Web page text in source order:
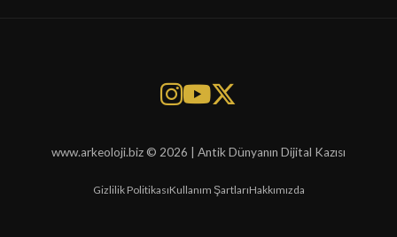
www.arkeoloji.biz © 2026 | Antik Dünyanın Dijital Kazısı
Gizlilik PolitikasıKullanım ŞartlarıHakkımızda